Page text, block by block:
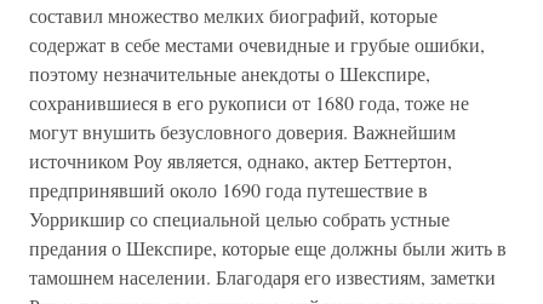
составил множество мелких биографий, которые
содержат в себе местами очевидные и грубые ошибки,
поэтому незначительные анекдоты о Шекспире,
сохранившиеся в его рукописи от 1680 года, тоже не
могут внушить безусловного доверия. Важнейшим
источником Роу является, однако, актер Беттертон,
предпринявший около 1690 года путешествие в
Уоррикшир со специальной целью собрать устные
предания о Шекспире, которые еще должны были жить в
тамошнем населении. Благодаря его известиям, заметки